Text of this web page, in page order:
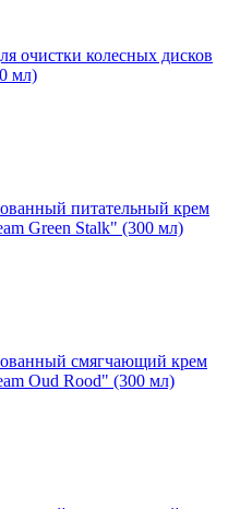
очистки колесных дисков
мл)
питательный крем
Green Stalk" (300 мл)
смягчающий крем
Oud Rood" (300 мл)